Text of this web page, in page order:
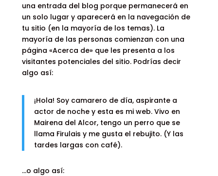
una entrada del blog porque permanecerá en
un solo lugar y aparecerá en la navegación de
tu sitio (en la mayoría de los temas). La
mayoría de las personas comienzan con una
página «Acerca de» que les presenta a los
visitantes potenciales del sitio. Podrías decir
algo así:
¡Hola! Soy camarero de día, aspirante a
actor de noche y esta es mi web. Vivo en
Mairena del Alcor, tengo un perro que se
llama Firulais y me gusta el rebujito. (Y las
tardes largas con café).
…o algo así: